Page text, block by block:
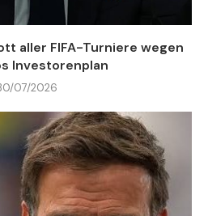
aller FIFA-Turniere wegen
Investorenplan
07/2026